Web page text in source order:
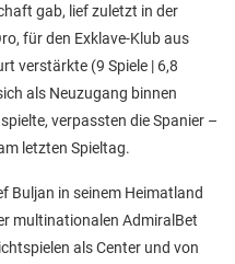
gab, lief zuletzt in der
für den Exklave-Klub aus
verstärkte (9 Spiele | 6,8
als Neuzugang binnen
verpassten die Spanier –
letzten Spieltag.
Buljan in seinem Heimatland
multinationalen AdmiralBet
als Center und von